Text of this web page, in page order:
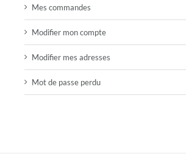
Mes commandes
Modifier mon compte
Modifier mes adresses
Mot de passe perdu